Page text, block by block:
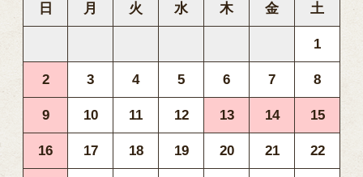
日 月 火 水 木 金 土
1
2 3 4 5 6 7 8
9 10 11 12 13 14 15
16 17 18 19 20 21 22